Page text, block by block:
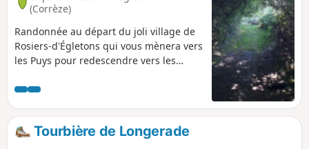
(Corrèze)
Randonnée au départ du joli village de
Rosiers-d'Égletons qui vous mènera vers
les Puys pour redescendre vers les
champs. 70% du circuit est en forêt.
Tourbière de Longerade